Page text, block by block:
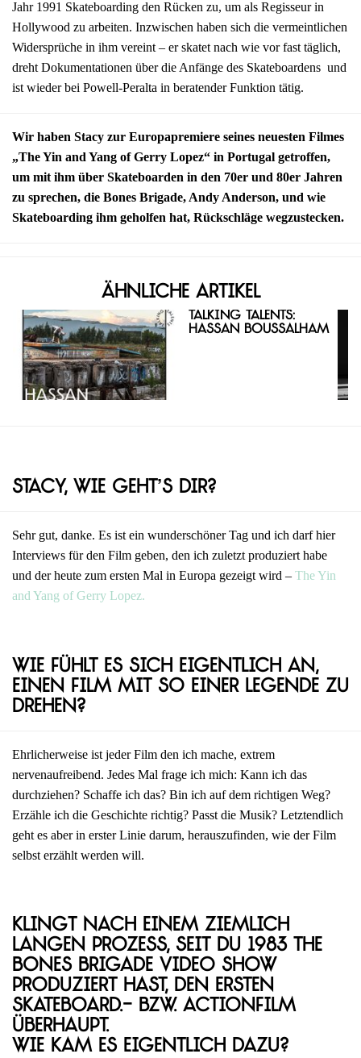
Jahr 1991 Skateboarding den Rücken zu, um als Regisseur in
Hollywood zu arbeiten. Inzwischen haben sich die vermeintlichen
Widersprüche in ihm vereint – er skatet nach wie vor fast täglich,
dreht Dokumentationen über die Anfänge des Skateboardens und
ist wieder bei Powell-Peralta in beratender Funktion tätig.
Wir haben Stacy zur Europapremiere seines neuesten Filmes
„The Yin and Yang of Gerry Lopez“ in Portugal getroffen,
um mit ihm über Skateboarden in den 70er und 80er Jahren
zu sprechen, die Bones Brigade, Andy Anderson, und wie
Skateboarding ihm geholfen hat, Rückschläge wegzustecken.
Ähnliche Artikel
Talking Talents:
Hassan Boussalham
Stacy, wie geht’s dir?
Sehr gut, danke. Es ist ein wunderschöner Tag und ich darf hier
Interviews für den Film geben, den ich zuletzt produziert habe
und der heute zum ersten Mal in Europa gezeigt wird – The Yin
and Yang of Gerry Lopez.
Wie fühlt es sich eigentlich an,
einen Film mit so einer Legende zu
drehen?
Ehrlicherweise ist jeder Film den ich mache, extrem
nervenaufreibend. Jedes Mal frage ich mich: Kann ich das
durchziehen? Schaffe ich das? Bin ich auf dem richtigen Weg?
Erzähle ich die Geschichte richtig? Passt die Musik? Letztendlich
geht es aber in erster Linie darum, herauszufinden, wie der Film
selbst erzählt werden will.
Klingt nach einem ziemlich
langen Prozess, seit du 1983 The
Bones Brigade Video Show
produziert hast, den ersten
Skateboard.- bzw. Actionfilm
überhaupt.
Wie kam es eigentlich dazu?